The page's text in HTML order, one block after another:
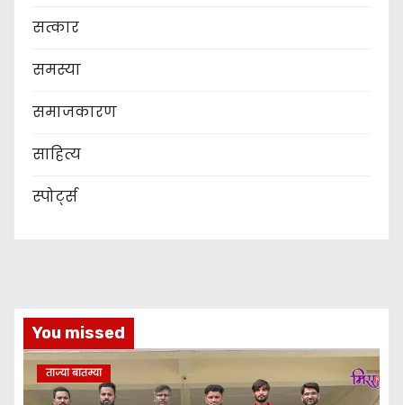
सत्कार
समस्या
समाजकारण
साहित्य
स्पोर्ट्स
You missed
ताज्या बातम्या